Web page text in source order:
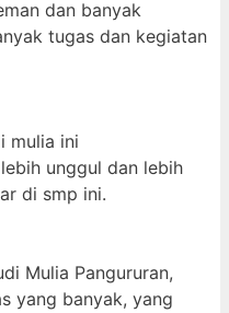
dan banyak
tugas dan kegiatan
mulia ini
unggul dan lebih
di smp ini.
Mulia Pangururan,
yang banyak, yang